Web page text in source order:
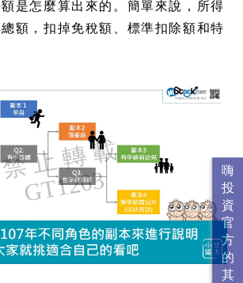
是怎麼算出來的。簡單來說，所得
額，扣掉免稅額、標準扣除額和特